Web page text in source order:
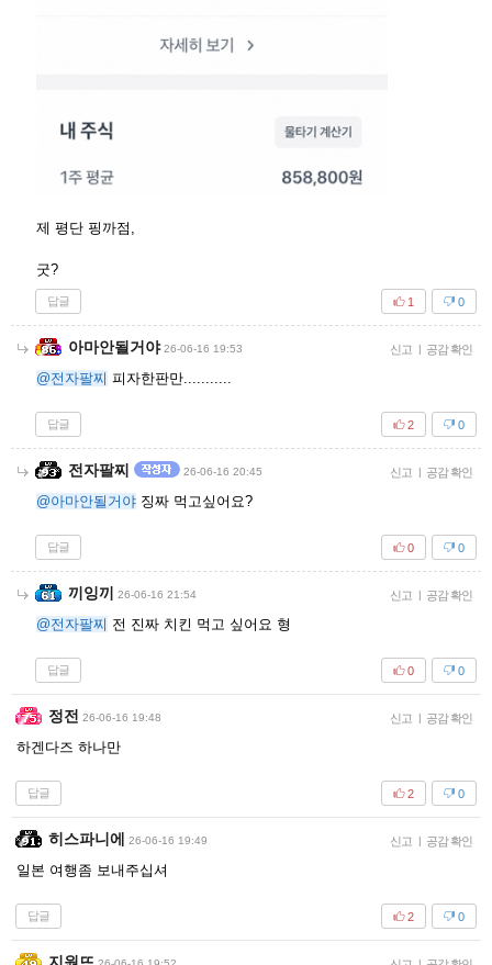
제 평단 핑까점,
굿?
답글 0
1
아마안될거야 26-06-16 19:53 신고 | 공감 확인
@전자팔찌 피자한판만...........
답글 0
2
전자팔찌 26-06-16 20:45 신고 | 공감 확인
@아마안될거야 징짜 먹고싶어요?
답글 0
0
끼잉끼 26-06-16 21:54 신고 | 공감 확인
@전자팔찌 전 진짜 치킨 먹고 싶어요 형
답글 0
0
정전 26-06-16 19:48 신고 | 공감 확인
하겐다즈 하나만
답글 0
2
히스파니에 26-06-16 19:49 신고 | 공감 확인
일본 여행좀 보내주십셔
답글 0
2